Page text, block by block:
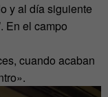
y al día siguiente
En el campo
cuando acaban